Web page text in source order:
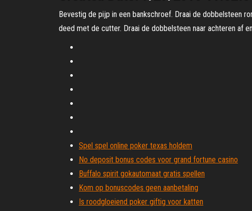
Bevestig de pijp in een bankschroef. Draai de dobbelsteen
deed met de cutter. Draai de dobbelsteen naar achteren af
Spel spel online poker texas holdem
No deposit bonus codes voor grand fortune casino
Buffalo spirit gokautomaat gratis spellen
Kom op bonuscodes geen aanbetaling
Is roodgloeiend poker giftig voor katten